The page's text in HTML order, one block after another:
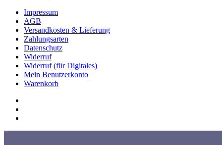
Impressum
AGB
Versandkosten & Lieferung
Zahlungsarten
Datenschutz
Widerruf
Widerruf (für Digitales)
Mein Benutzerkonto
Warenkorb